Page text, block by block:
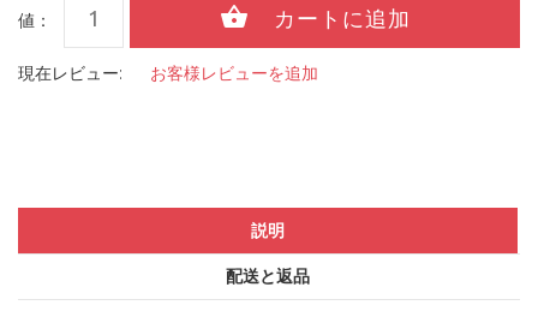
値：
現在レビュー: お客様レビューを追加
説明
配送と返品